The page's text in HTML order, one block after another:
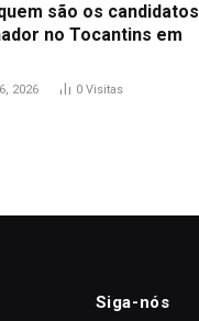
são os candidatos
no Tocantins em
2026 0 Visitas
Siga-nós